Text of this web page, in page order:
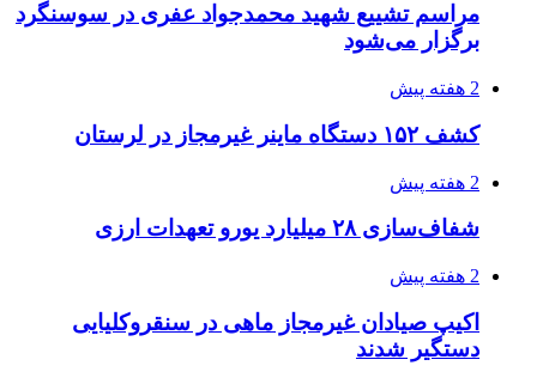
مراسم تشییع شهید محمدجواد عفری در سوسنگرد
برگزار می‌شود
2 هفته پیش
کشف ۱۵۲ دستگاه ماینر غیرمجاز در لرستان
2 هفته پیش
شفاف‌سازی ۲۸ میلیارد یورو تعهدات ارزی
2 هفته پیش
اکیپ صیادان غیرمجاز ماهی در سنقروکلیایی
دستگیر شدند